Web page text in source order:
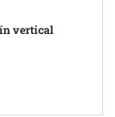
desde
vertical